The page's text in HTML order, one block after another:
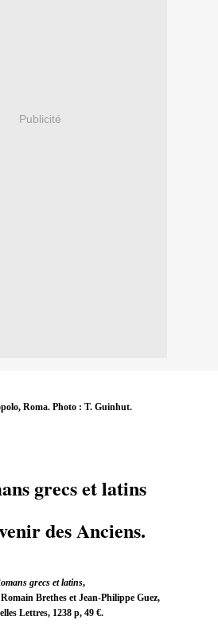
Publicité
Roma. Photo : T. Guinhut.
grecs et latins
des Anciens.
grecs et latins,
Brethes et Jean-Philippe Guez,
Lettres, 1238 p, 49 €.